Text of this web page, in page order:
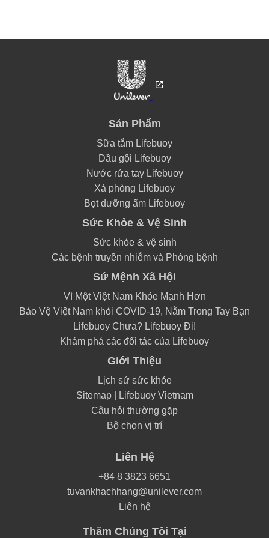
Sản Phẩm
Sữa tắm Lifebuoy
Dầu gội Lifebuoy
Nước rửa tay Lifebuoy
Xà phòng Lifebuoy
Bọt dưỡng ẩm Lifebuoy
Sức Khỏe & Vệ Sinh
Sức khỏe & vệ sinh
Các bệnh truyền nhiễm và Phòng bệnh
Sứ Mệnh Xã Hội
Vì Một Việt Nam Khỏe Mạnh Hơn
Bảo Vệ Việt Nam khỏi COVID-19, Nằm Trong Tay Bạn
Lifebuoy Chưa? Lifebuoy Đi!
Khám phá các đối tác của Lifebuoy
Giới Thiệu
Lịch sử sức khỏe
Sitemap | Lifebuoy Vietnam
Câu hỏi thường gặp
Bộ chọn vị trí
Liên Hệ
+84 8 3823 6651
tuvankhachhang@unilever.com
Liên hệ
Thăm Chúng Tôi Tại